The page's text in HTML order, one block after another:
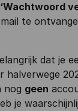
‘Wachtwoord
te
dat je
halverwege
nog geen
je